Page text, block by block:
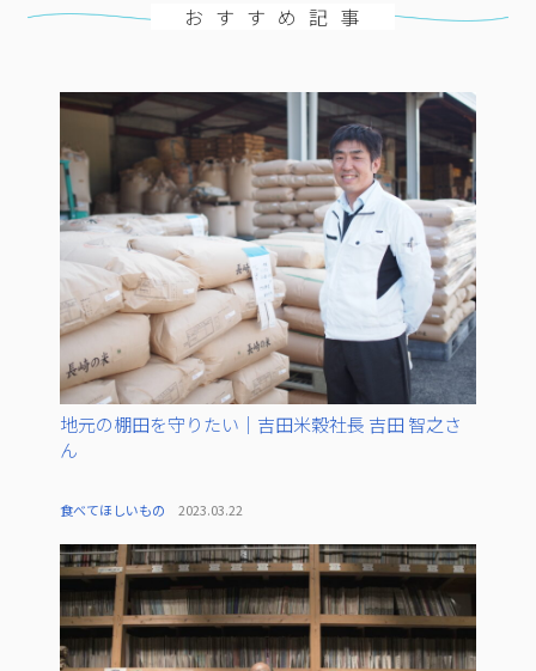
おすすめ記事
地元の棚田を守りたい｜吉田米穀社長 吉田 智之さ
ん
食べてほしいもの 2023.03.22